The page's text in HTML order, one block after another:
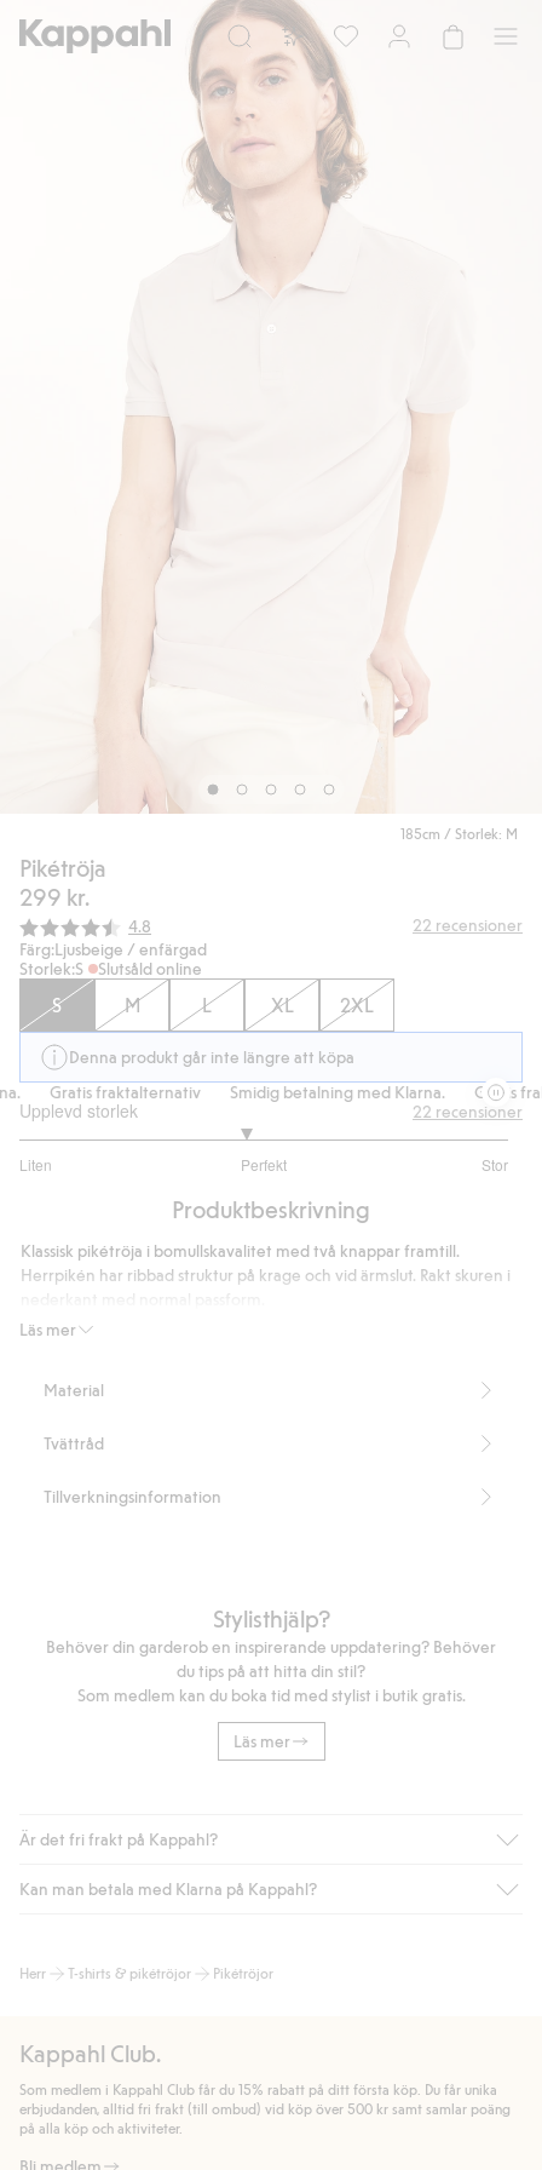
185cm / Storlek: M
Pikétröja
299 kr.
Snittbetyg:
4.8 22 recensioner
Färg:Ljusbeige / enfärgad
Storlek:S Slutsåld online
S M L XL 2XL
Denna produkt går inte längre att köpa
Gratis fraktalternativ Smidig betalning med Klarna. Gratis
Upplevd storlek
Liten Perfekt Stor
utav
13
betyg
22 recensioner
Produktbeskrivning
Läs mer
Klassisk pikétröja i bomullskavalitet med två knappar framtill.
Herrpikén har ribbad struktur på krage och vid ärmslut. Rakt skuren i
Normal passform
Artikelnummer
Material
Tvättråd
Tillverkningsinformation
Stylisthjälp?
Behöver din garderob en inspirerande uppdatering? Behöver
du tips på att hitta din stil?
Som medlem kan du boka tid med stylist i butik gratis.
Läs mer
Är det fri frakt på Kappahl?
Är du medlem i Kappahl Club har du alltid gratis frakt till butik
automatik efter du loggat in och identifierats som medlem.
handlar för.
Läs mer
Kan man betala med Klarna på Kappahl?
bland annat faktura och swish men även andra betalningssätt.
allmänna villkor.
Läs mer
Herr T-shirts & pikétröjor Pikétröjor
Kappahl Club.
Som medlem i Kappahl Club får du 15% rabatt på ditt första köp. Du får unika
erbjudanden, alltid fri frakt (till ombud) vid köp över 500 kr samt samlar poäng
på alla köp och aktiviteter.
Bli medlem